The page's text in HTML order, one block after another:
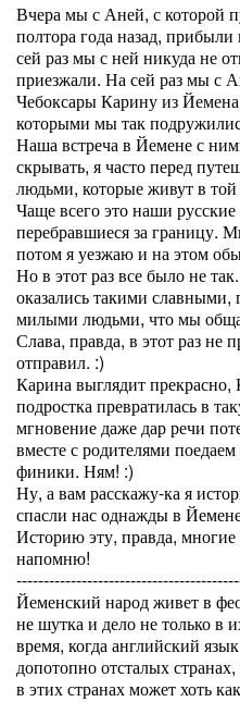
Вчера мы с Аней, с которой
полтора года назад,
сей раз мы с ней никуда не
приезжали. На сей раз мы с
Чебоксары Карину из
которыми мы так
Наша встреча в Йемене с
скрывать, я часто перед
людьми, которые живут в той
Чаще всего это наши
перебравшиеся за границу.
потом я уезжаю и на этом
Но в этот раз все было не
оказались такими
милыми людьми, что мы
Слава, правда, в этот раз не
отправил. :)
Карина выглядит
подростка превратилась в
мгновение даже дар речи
вместе с родителями
финики. Ням! :)
Ну, а вам расскажу-ка я
спасли нас однажды в
Историю эту, правда,
напомню!
Йеменский народ живет в
не шутка и дело не только в
время, когда английский
допотопно отсталых
в этих странах может хоть